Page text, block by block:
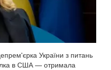
України з питань
в США — отримала